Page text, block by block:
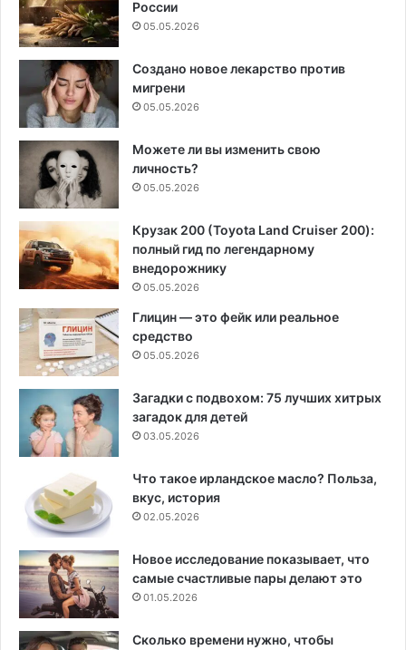
России
05.05.2026
Создано новое лекарство против
мигрени
05.05.2026
Можете ли вы изменить свою
личность?
05.05.2026
Крузак 200 (Toyota Land Cruiser 200):
полный гид по легендарному
внедорожнику
05.05.2026
Глицин — это фейк или реальное
средство
05.05.2026
Загадки с подвохом: 75 лучших хитрых
загадок для детей
03.05.2026
Что такое ирландское масло? Польза,
вкус, история
02.05.2026
Новое исследование показывает, что
самые счастливые пары делают это
01.05.2026
Сколько времени нужно, чтобы